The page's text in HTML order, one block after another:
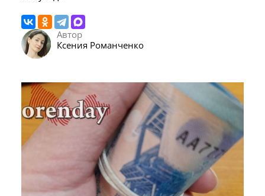
Автор
Ксения Романченко